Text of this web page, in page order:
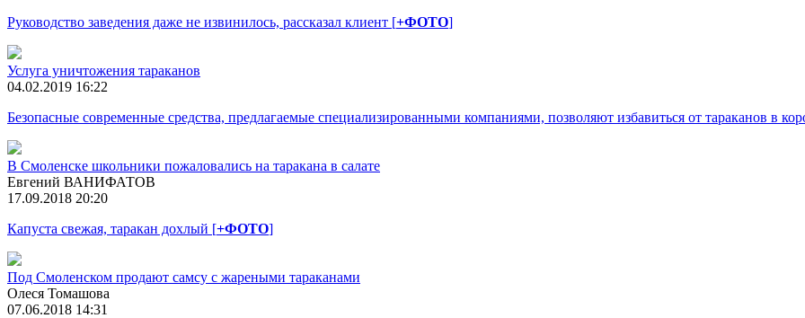
Руководство заведения даже не извинилось, рассказал клиент [+ФОТО]
Услуга уничтожения тараканов
04.02.2019 16:22
Безопасные современные средства, предлагаемые специализированными компаниями, позволяют избавиться от тараканов в
В Смоленске школьники пожаловались на таракана в салате
Евгений ВАНИФАТОВ
17.09.2018 20:20
Капуста свежая, таракан дохлый [+ФОТО]
Под Смоленском продают самсу с жареными тараканами
Олеся Томашова
07.06.2018 14:31